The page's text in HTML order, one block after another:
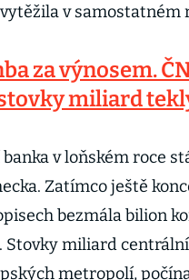
v samostatném
za výnosem.
miliard
v loňském roce
Zatímco ještě
bezmála bilion
miliard
metropolí,